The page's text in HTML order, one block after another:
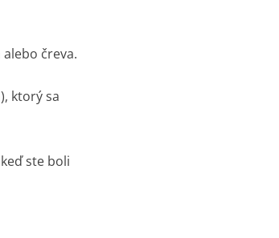
čreva.
ktorý sa
ste boli